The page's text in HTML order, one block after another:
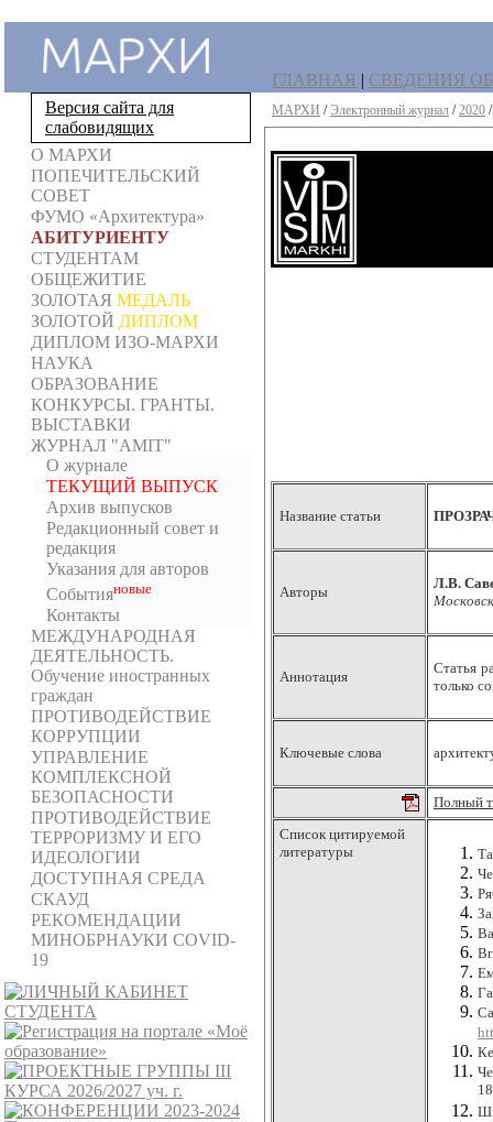
Версия сайта для
слабовидящих
О МАРХИ
ПОПЕЧИТЕЛЬСКИЙ
СОВЕТ
ФУМО «Архитектура»
АБИТУРИЕНТУ
СТУДЕНТАМ
ОБЩЕЖИТИЕ
ЗОЛОТАЯ МЕДАЛЬ
ЗОЛОТОЙ ДИПЛОМ
ДИПЛОМ ИЗО-МАРХИ
НАУКА
ОБРАЗОВАНИЕ
КОНКУРСЫ. ГРАНТЫ.
ВЫСТАВКИ
ЖУРНАЛ "AMIT"
О журнале
ТЕКУЩИЙ ВЫПУСК
Архив выпусков
Редакционный совет и
редакция
Указания для авторов
Событияновыe
Контакты
МЕЖДУНАРОДНАЯ
ДЕЯТЕЛЬНОСТЬ.
Обучение иностранных
граждан
ПРОТИВОДЕЙСТВИЕ
КОРРУПЦИИ
УПРАВЛЕНИЕ
КОМПЛЕКСНОЙ
БЕЗОПАСНОСТИ
ПРОТИВОДЕЙСТВИЕ
ТЕРРОРИЗМУ И ЕГО
ИДЕОЛОГИИ
ДОСТУПНАЯ СРЕДА
СКАУД
РЕКОМЕНДАЦИИ
МИНОБРНАУКИ COVID-
19
ГЛАВНАЯ | СВЕДЕНИЯ
МАРХИ /Электронный журнал /2020
Название статьи
Авторы
Л.В.
Аннотация
Статья
только
Ключевые слова
Полный
Список цитируемой
литературы